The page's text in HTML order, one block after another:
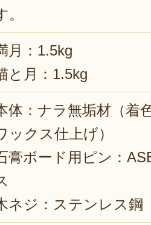
。
月：1.5kg
と月：1.5kg
体：ナラ無垢材（着
ックス仕上げ）
膏ボード用ピン：
ネジ：ステンレス鋼